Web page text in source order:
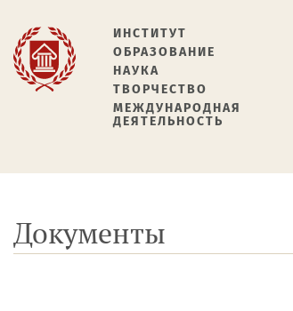
ИНСТИТУТ
ОБРАЗОВАНИЕ
НАУКА
ТВОРЧЕСТВО
МЕЖДУНАРОДНАЯ
ДЕЯТЕЛЬНОСТЬ
Документы